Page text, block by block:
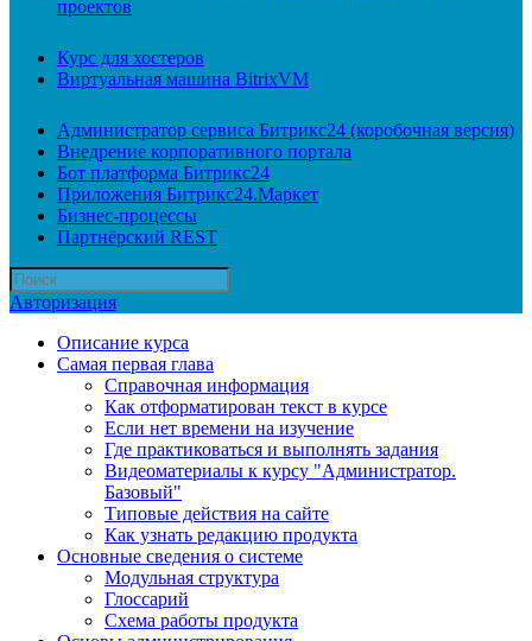
проектов
Курс для хостеров
Виртуальная машина BitrixVM
Администратор сервиса Битрикс24 (коробочная версия)
Внедрение корпоративного портала
Бот платформа Битрикс24
Приложения Битрикс24.Маркет
Бизнес-процессы
Партнёрский REST
Авторизация
Описание курса
Самая первая глава
Справочная информация
Как отформатирован текст в курсе
Если нет времени на изучение
Где практиковаться и выполнять задания
Видеоматериалы к курсу "Администратор.
Базовый"
Типовые действия на сайте
Как узнать редакцию продукта
Основные сведения о системе
Модульная структура
Глоссарий
Схема работы продукта